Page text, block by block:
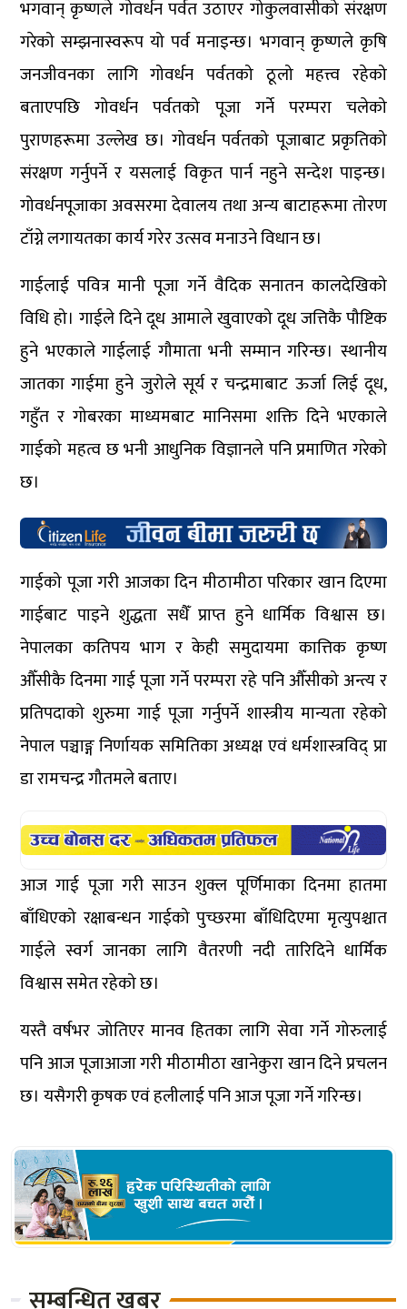
भगवान् कृष्णले गोवर्धन पर्वत उठाएर गोकुलवासीको संरक्षण
गरेको सम्झनास्वरूप यो पर्व मनाइन्छ। भगवान् कृष्णले कृषि
जनजीवनका लागि गोवर्धन पर्वतको ठूलो महत्त्व रहेको
बताएपछि गोवर्धन पर्वतको पूजा गर्ने परम्परा चलेको
पुराणहरूमा उल्लेख छ। गोवर्धन पर्वतको पूजाबाट प्रकृतिको
संरक्षण गर्नुपर्ने र यसलाई विकृत पार्न नहुने सन्देश पाइन्छ।
गोवर्धनपूजाका अवसरमा देवालय तथा अन्य बाटाहरूमा तोरण
टाँग्ने लगायतका कार्य गरेर उत्सव मनाउने विधान छ।
गाईलाई पवित्र मानी पूजा गर्ने वैदिक सनातन कालदेखिको
विधि हो। गाईले दिने दूध आमाले खुवाएको दूध जत्तिकै पौष्टिक
हुने भएकाले गाईलाई गौमाता भनी सम्मान गरिन्छ। स्थानीय
जातका गाईमा हुने जुरोले सूर्य र चन्द्रमाबाट ऊर्जा लिई दूध,
गहुँत र गोबरका माध्यमबाट मानिसमा शक्ति दिने भएकाले
गाईको महत्व छ भनी आधुनिक विज्ञानले पनि प्रमाणित गरेको
छ।
गाईको पूजा गरी आजका दिन मीठामीठा परिकार खान दिएमा
गाईबाट पाइने शुद्धता सधैँ प्राप्त हुने धार्मिक विश्वास छ।
नेपालका कतिपय भाग र केही समुदायमा कात्तिक कृष्ण
औँसीकै दिनमा गाई पूजा गर्ने परम्परा रहे पनि औँसीको अन्त्य र
प्रतिपदाको शुरुमा गाई पूजा गर्नुपर्ने शास्त्रीय मान्यता रहेको
नेपाल पञ्चाङ्ग निर्णायक समितिका अध्यक्ष एवं धर्मशास्त्रविद् प्रा
डा रामचन्द्र गौतमले बताए।
आज गाई पूजा गरी साउन शुक्ल पूर्णिमाका दिनमा हातमा
बाँधिएको रक्षाबन्धन गाईको पुच्छरमा बाँधिदिएमा मृत्युपश्चात
गाईले स्वर्ग जानका लागि वैतरणी नदी तारिदिने धार्मिक
विश्वास समेत रहेको छ।
यस्तै वर्षभर जोतिएर मानव हितका लागि सेवा गर्ने गोरुलाई
पनि आज पूजाआजा गरी मीठामीठा खानेकुरा खान दिने प्रचलन
छ। यसैगरी कृषक एवं हलीलाई पनि आज पूजा गर्ने गरिन्छ।
सम्बन्धित खबर